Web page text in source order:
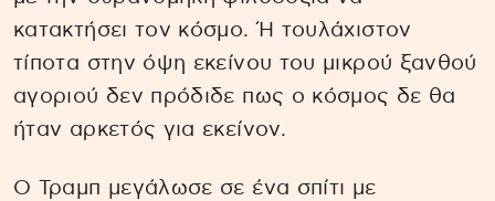
κατακτήσει τον κόσμο. Ή τουλάχιστον
τίποτα στην όψη εκείνου του μικρού ξανθού
αγοριού δεν πρόδιδε πως ο κόσμος δε θα
ήταν αρκετός για εκείνον.
Ο Τραμπ μεγάλωσε σε ένα σπίτι με